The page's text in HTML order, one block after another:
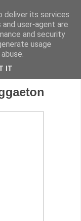
deliver its services
user-agent are
and security
usage
IT